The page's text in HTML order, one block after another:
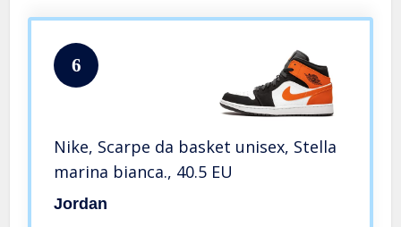
6
Nike, Scarpe da basket unisex, Stella
marina bianca., 40.5 EU
Jordan